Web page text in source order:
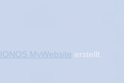
IONOS MyWebsite erstellt.